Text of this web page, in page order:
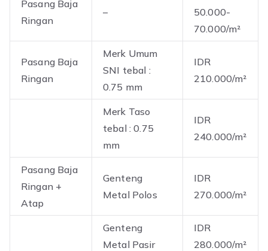
Pasang Baja
Ringan
–
50.000-
70.000/m²
Pasang Baja
Ringan
Merk Umum
SNI tebal :
0.75 mm
IDR
210.000/m²
Merk Taso
tebal : 0.75
mm
IDR
240.000/m²
Pasang Baja
Ringan +
Atap
Genteng
Metal Polos
IDR
270.000/m²
Genteng
Metal Pasir
IDR
280.000/m²